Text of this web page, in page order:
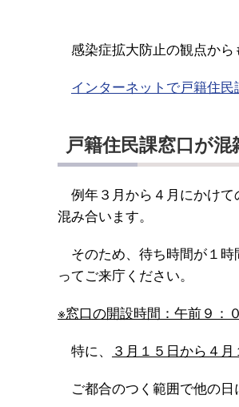
感染症拡大防止の観点から
インターネットで戸籍住
戸籍住民課窓口が
例年３月から４月にかけて
混み合います。
そのため、待ち時間が１時
ってご来庁ください。
※窓口の開設時間：午前９：
特に、
３月１５日から４
ご都合のつく範囲で他の日